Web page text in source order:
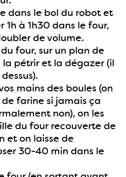
dans le bol du robot et
1h à 1h30 dans le four,
de volume.
four, sur un plan de
pétrir et la dégazer (il
mains des boules (on
farine si jamais ça
non), on les
du four recouverte de
et on laisse de
30-40 min dans le